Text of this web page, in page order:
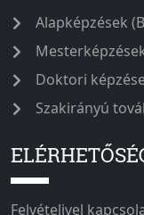
Alapképzések
Doktori
Szakirányú
Felvételivel